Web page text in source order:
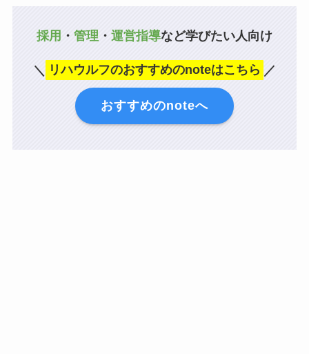
採用 ・ 管理 ・ 運営指導など学びたい人向け
＼ リハウルフのおすすめのnoteはこちら ／
おすすめのnoteへ